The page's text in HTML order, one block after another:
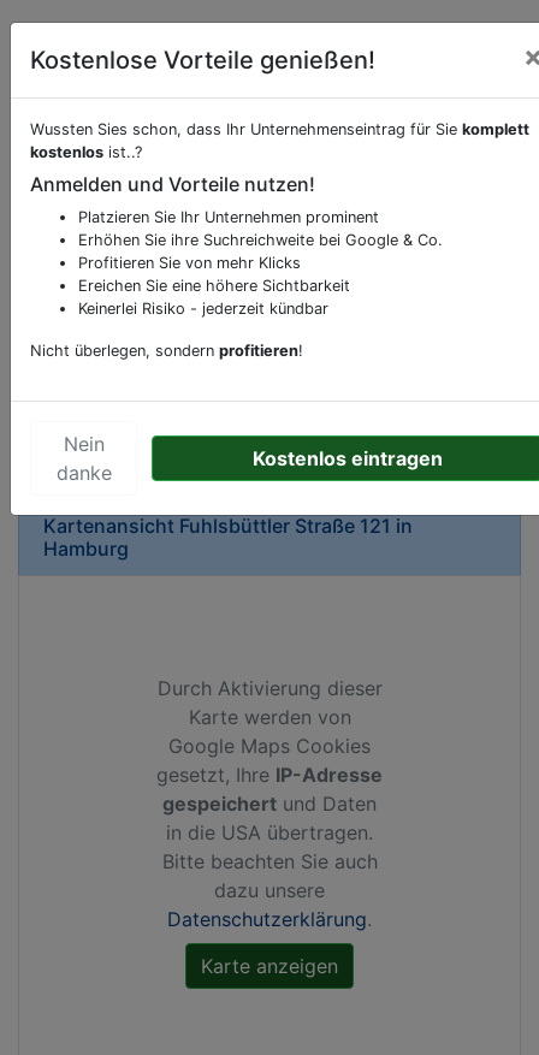
Beschreibung & Services von
Sie möchten eine Beschreibung, Dienstleistung
oder andere relevante Informationen hinzufügen?
Klicken Sie bittehierum uns zu kontaktieren.
Gerne erweitern wir Ihren Firmeneintrag um
Sonderangebote odere besondere Services, die
Kartenansicht Fuhlsbüttler Straße 121 in
Hamburg
Durch Aktivierung dieser
Karte werden von
Google Maps Cookies
gesetzt, Ihre IP-Adresse
gespeichert und Daten
in die USA übertragen.
Bitte beachten Sie auch
dazu unsere
Datenschutzerklärung.
Kostenlose Vorteile genießen!
Wussten Sies schon, dass Ihr Unternehmenseintrag für Sie komplett
kostenlos ist..?
Anmelden und Vorteile nutzen!
Platzieren Sie Ihr Unternehmen prominent
Erhöhen Sie ihre Suchreichweite bei Google & Co.
Profitieren Sie von mehr Klicks
Ereichen Sie eine höhere Sichtbarkeit
Keinerlei Risiko - jederzeit kündbar
Nicht überlegen, sondern profitieren!
Nein
danke
Kostenlos eintragen